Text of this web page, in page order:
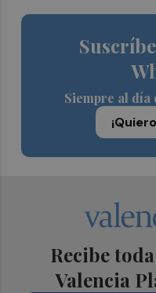
Siempre al día
Recibe
Valencia